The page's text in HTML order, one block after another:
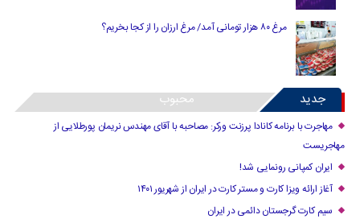
مرغ ۸۰ هزار تومانی آمد/ مرغ ارزان را از کجا بخریم؟
جدید محبوب
مهاجرت با برنامه کانادا پرزنت ورکر: مصاحبه با آقای مهندس نریمان پورطلایی از
مهاجریست
ایران کمپانی رونمایی شد!
آغاز ارائه ویزا کارت و مستر کارت در ایران از شهریور ۱۴۰۱
سیم کارت گرجستان دائمی در ایران